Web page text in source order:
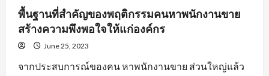
พื้นฐานที่สำคัญของพฤติกรรมคนหาพนักงานขาย
สร้างความพึงพอใจให้แก่องค์กร
June 25, 2023
จากประสบการณ์ของคน หาพนักงานขาย ส่วนใหญ่แล้ว